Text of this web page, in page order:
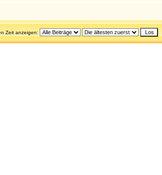
Zeit anzeigen: